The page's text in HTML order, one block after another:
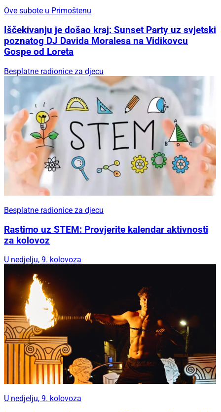
Ove subote u Primoštenu
Iščekivanju je došao kraj: Sunset Party uz svjetski
poznatog DJ Davida Moralesa na Vidikovcu
Gospe od Loreta
Besplatne radionice za djecu
Besplatne radionice za djecu
Rastimo uz STEM: Provjerite kalendar aktivnosti
za kolovoz
U nedjelju, 9. kolovoza
U nedjelju, 9. kolovoza